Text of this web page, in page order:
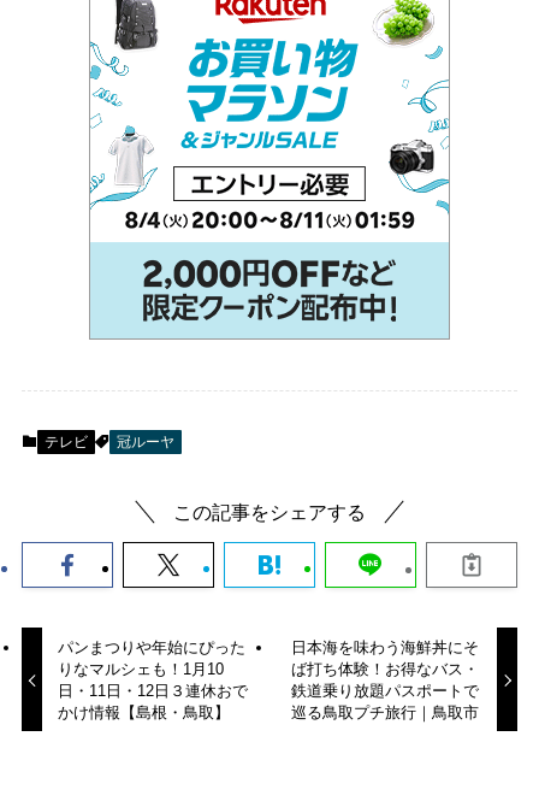
テレビ 冠ルーヤ
この記事をシェアする
パンまつりや年始にぴった
りなマルシェも！1月10
日・11日・12日３連休おで
かけ情報【島根・鳥取】
日本海を味わう海鮮丼にそ
ば打ち体験！お得なバス・
鉄道乗り放題パスポートで
巡る鳥取プチ旅行｜鳥取市